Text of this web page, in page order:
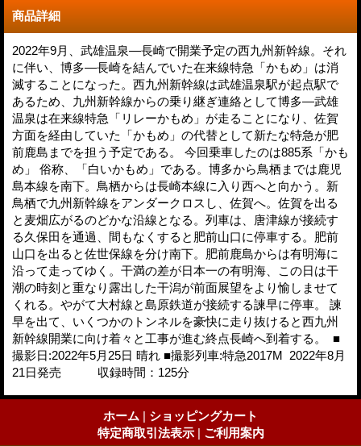
商品詳細
2022年9月、武雄温泉―長崎で開業予定の西九州新幹線。それ
に伴い、博多―長崎を結んでいた在来線特急「かもめ」は消
滅することになった。西九州新幹線は武雄温泉駅が起点駅で
あるため、九州新幹線からの乗り継ぎ連絡として博多―武雄
温泉は在来線特急「リレーかもめ」が走ることになり、佐賀
方面を経由していた「かもめ」の代替として新たな特急が肥
前鹿島までを担う予定である。 今回乗車したのは885系「かも
め」 俗称、「白いかもめ」である。博多から鳥栖までは鹿児
島本線を南下。鳥栖からは長崎本線に入り西へと向かう。新
鳥栖で九州新幹線をアンダークロスし、佐賀へ。佐賀を出る
と麦畑広がるのどかな沿線となる。列車は、唐津線が接続す
る久保田を通過、間もなくすると肥前山口に停車する。肥前
山口を出ると佐世保線を分け南下。肥前鹿島からは有明海に
沿って走ってゆく。干満の差が日本一の有明海、この日は干
潮の時刻と重なり露出した干潟が前面展望をより愉しませて
くれる。やがて大村線と島原鉄道が接続する諫早に停車。 諫
早を出て、いくつかのトンネルを豪快に走り抜けると西九州
新幹線開業に向け着々と工事が進む終点長崎へ到着する。 ■
撮影日:2022年5月25日 晴れ ■撮影列車:特急2017M 2022年8月
21日発売 収録時間：125分
ホーム | ショッピングカート
特定商取引法表示 | ご利用案内